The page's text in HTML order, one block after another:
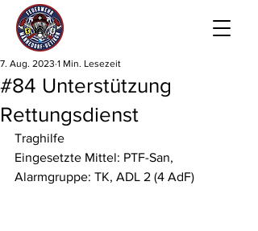
#84 Unterstützung
Rettungsdienst
7. Aug. 2023 1 Min. Lesezeit
Traghilfe
Eingesetzte Mittel: PTF-San,
Alarmgruppe: TK, ADL 2 (4 AdF)